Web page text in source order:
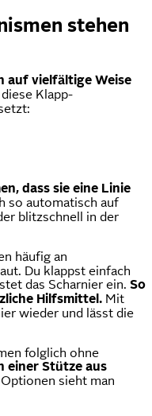
stehen
auf vielfältige Weise
Klapp-
dass sie eine Linie
so automatisch auf
blitzschnell in der
häufig an
Du klappst einfach
das Scharnier ein. So
Hilfsmittel. Mit
wieder und lässt die
folglich ohne
einer Stütze aus
sieht man